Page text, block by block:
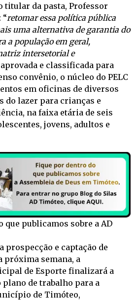
titular da pasta, Professor
“retomar essa política pública
uma alternativa de garantia do
a população em geral,
intersetorial e
aprovada e classificada para
convênio, o núcleo do PELC
em oficinas de diversos
do lazer para crianças e
na faixa etária de seis
jovens, adultos e
que publicamos sobre a AD
prospecção e captação de
próxima semana, a
de Esporte finalizará a
plano de trabalho para a
de Timóteo,